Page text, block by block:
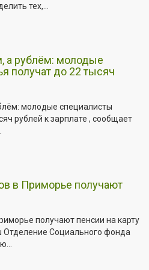
тех,...
а рублём: молодые
получат до 22 тысяч
молодые специалисты
рублей к зарплате , сообщает
в Приморье получают
получают пенсии на карту
Отделение Социального фонда